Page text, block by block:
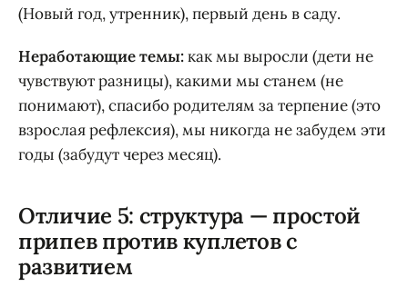
(Новый год, утренник), первый день в саду.
Неработающие темы:как мы выросли (дети не
чувствуют разницы), какими мы станем (не
понимают), спасибо родителям за терпение (это
взрослая рефлексия), мы никогда не забудем эти
годы (забудут через месяц).
Отличие 5: структура — простой
припев против куплетов с
развитием